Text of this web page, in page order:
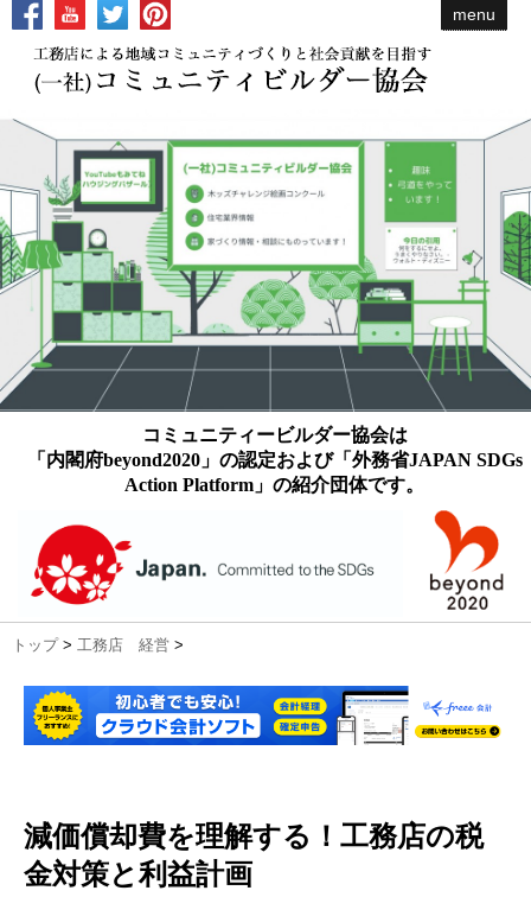
menu
コミュニティービルダー協会は
「内閣府beyond2020」の認定および「外務省JAPAN SDGs
Action Platform」の紹介団体です。
トップ > 工務店 経営 >
減価償却費を理解する！工務店の税
金対策と利益計画